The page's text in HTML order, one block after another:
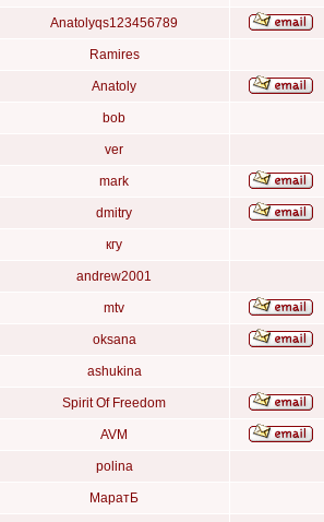
Anatolyqs123456789
Ramires
Anatoly
bob
ver
mark
dmitry
кгу
andrew2001
mtv
oksana
ashukina
Spirit Of Freedom
AVM
polina
МаратБ